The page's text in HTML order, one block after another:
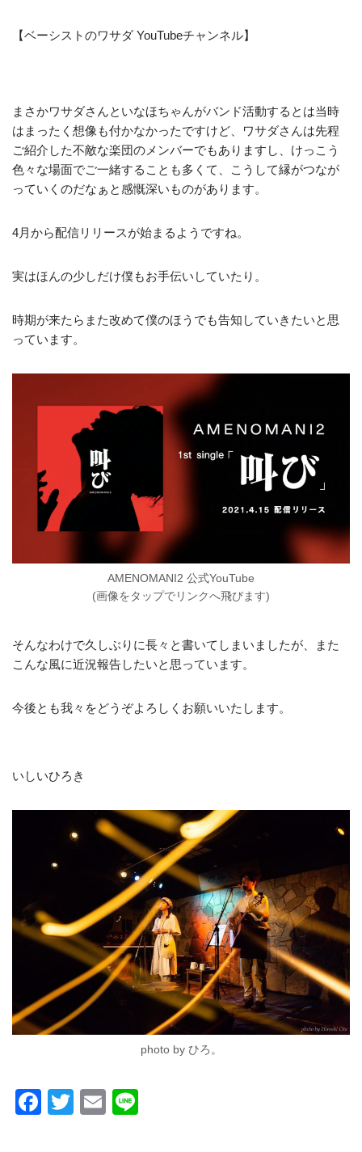
【ベーシストのワサダ YouTubeチャンネル】
まさかワサダさんといなほちゃんがバンド活動するとは当時
はまったく想像も付かなかったですけど、ワサダさんは先程
ご紹介した不敵な楽団のメンバーでもありますし、けっこう
色々な場面でご一緒することも多くて、こうして縁がつなが
っていくのだなぁと感慨深いものがあります。
4月から配信リリースが始まるようですね。
実はほんの少しだけ僕もお手伝いしていたり。
時期が来たらまた改めて僕のほうでも告知していきたいと思
っています。
AMENOMANI2 公式YouTube
(画像をタップでリンクへ飛びます)
そんなわけで久しぶりに長々と書いてしまいましたが、また
こんな風に近況報告したいと思っています。
今後とも我々をどうぞよろしくお願いいたします。
いしいひろき
photo by ひろ。
F
T
E